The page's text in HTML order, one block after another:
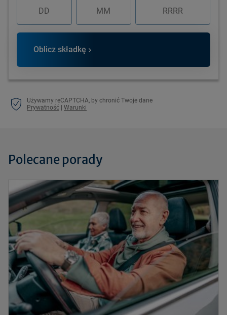
Oblicz składkę
Używamy reCAPTCHA, by chronić Twoje dane
Prywatność
Warunki
Polecane porady